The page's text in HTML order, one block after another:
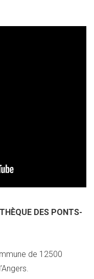
DES PONTS-
de 12500